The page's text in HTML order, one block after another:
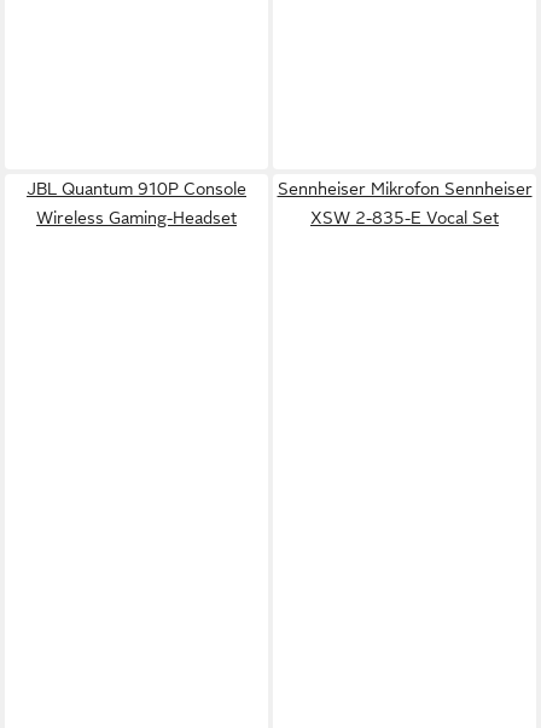
JBL Quantum 910P Console
Wireless Gaming-Headset
Sennheiser Mikrofon Sennheiser
XSW 2-835-E Vocal Set